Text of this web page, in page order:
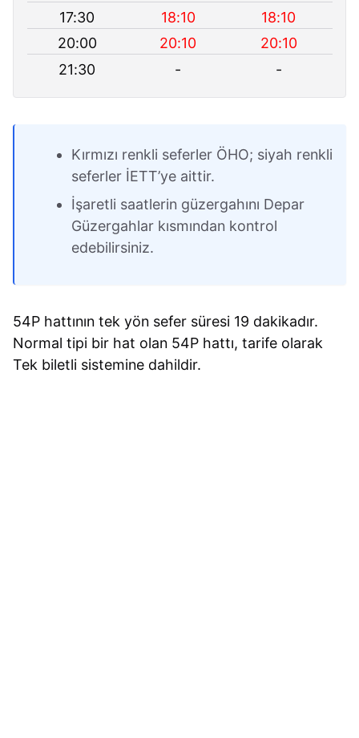
17:30
18:10
18:10
20:00
20:10
20:10
21:30
- -
Kırmızı renkli seferler ÖHO; siyah renkli
seferler İETT’ye aittir.
İşaretli saatlerin güzergahını Depar
Güzergahlar kısmından kontrol
edebilirsiniz.
54P hattının tek yön sefer süresi 19 dakikadır.
Normal tipi bir hat olan 54P hattı, tarife olarak
Tek biletli sistemine dahildir.